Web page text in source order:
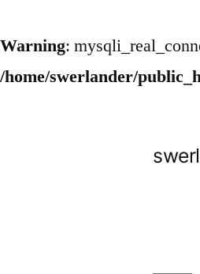
Warning:
/home/swerlander/